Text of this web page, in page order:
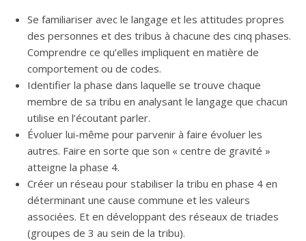
Se familiariser avec le langage et les attitudes propres
des personnes et des tribus à chacune des cinq phases.
Comprendre ce qu’elles impliquent en matière de
comportement ou de codes.
Identifier la phase dans laquelle se trouve chaque
membre de sa tribu en analysant le langage que chacun
utilise en l’écoutant parler.
Évoluer lui-même pour parvenir à faire évoluer les
autres. Faire en sorte que son « centre de gravité »
atteigne la phase 4.
Créer un réseau pour stabiliser la tribu en phase 4 en
déterminant une cause commune et les valeurs
associées. Et en développant des réseaux de triades
(groupes de 3 au sein de la tribu).